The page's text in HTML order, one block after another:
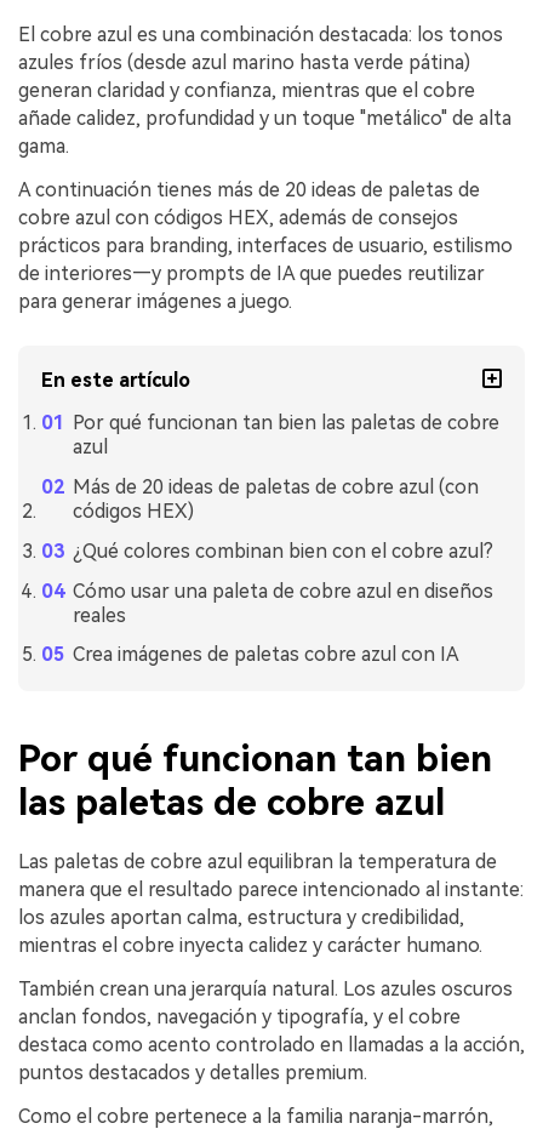
El cobre azul es una combinación destacada: los tonos
azules fríos (desde azul marino hasta verde pátina)
generan claridad y confianza, mientras que el cobre
añade calidez, profundidad y un toque "metálico" de alta
gama.
A continuación tienes más de 20 ideas de paletas de
cobre azul con códigos HEX, además de consejos
prácticos para branding, interfaces de usuario, estilismo
de interiores—y prompts de IA que puedes reutilizar
para generar imágenes a juego.
En este artículo
Por qué funcionan tan bien las paletas de cobre
azul
Más de 20 ideas de paletas de cobre azul (con
códigos HEX)
¿Qué colores combinan bien con el cobre azul?
Cómo usar una paleta de cobre azul en diseños
reales
Crea imágenes de paletas cobre azul con IA
Por qué funcionan tan bien
las paletas de cobre azul
Las paletas de cobre azul equilibran la temperatura de
manera que el resultado parece intencionado al instante:
los azules aportan calma, estructura y credibilidad,
mientras el cobre inyecta calidez y carácter humano.
También crean una jerarquía natural. Los azules oscuros
anclan fondos, navegación y tipografía, y el cobre
destaca como acento controlado en llamadas a la acción,
puntos destacados y detalles premium.
Como el cobre pertenece a la familia naranja-marrón,